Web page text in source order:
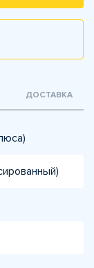
ДОСТАВКА